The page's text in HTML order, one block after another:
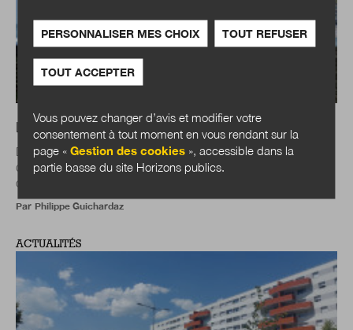
Loi Littoral : un nouvel équilibre à trouver
Déblocage de l’action locale, posture de l’État
d’accompagnement des collectivités territoriales plutôt que
contrôleur sourcilleux, nécessité de...
Par Philippe Guichardaz
ACTUALITÉS
PERSONNALISER MES CHOIX TOUT REFUSER
TOUT ACCEPTER
Vous pouvez changer d’avis et modifier votre
consentement à tout moment en vous rendant sur la
page «Gestion des cookies », accessible dans la
partie basse du site Horizons publics.